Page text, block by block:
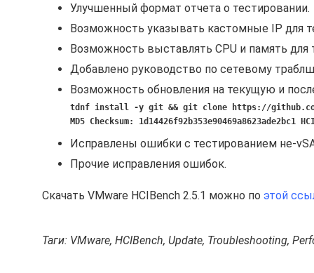
Улучшенный формат отчета о тестировании.
Возможность указывать кастомные IP для
Возможность выставлять CPU и память
Добавлено руководство по сетевому
Возможность обновления на текущую и
tdnf install -y git && git clone https://github.com/
MD5 Checksum: 1d14426f92b353e90469a8623ade2bc1
Исправлены ошибки с тестированием не-
Прочие исправления ошибок.
Скачать VMware HCIBench 2.5.1 можно по этой
Таги: VMware, HCIBench, Update, Troubleshooting,